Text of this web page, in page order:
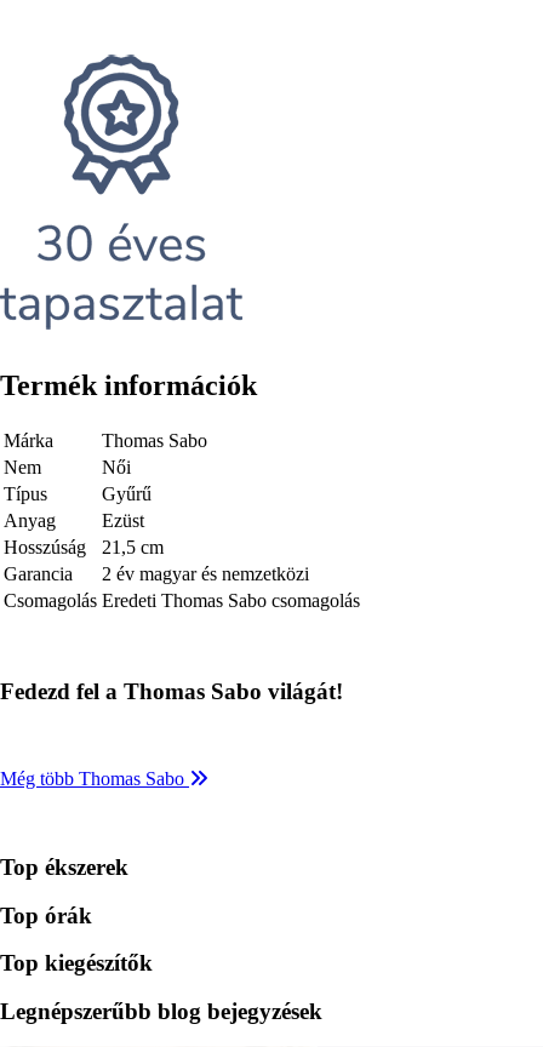
Termék információk
Márka
Thomas Sabo
Nem
Női
Típus
Gyűrű
Anyag
Ezüst
Hosszúság
21,5 cm
Garancia
2 év magyar és nemzetközi
Csomagolás Eredeti Thomas Sabo csomagolás
Fedezd fel a Thomas Sabo világát!
Még több Thomas Sabo
Top ékszerek
Top órák
Top kiegészítők
Legnépszerűbb blog bejegyzések